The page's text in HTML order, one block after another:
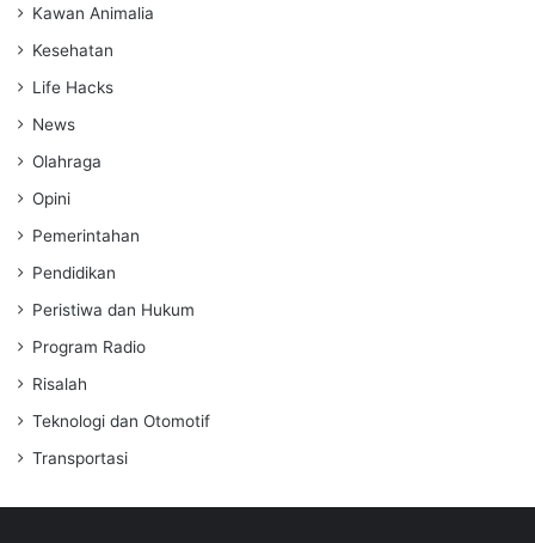
Kawan Animalia
Kesehatan
Life Hacks
News
Olahraga
Opini
Pemerintahan
Pendidikan
Peristiwa dan Hukum
Program Radio
Risalah
Teknologi dan Otomotif
Transportasi